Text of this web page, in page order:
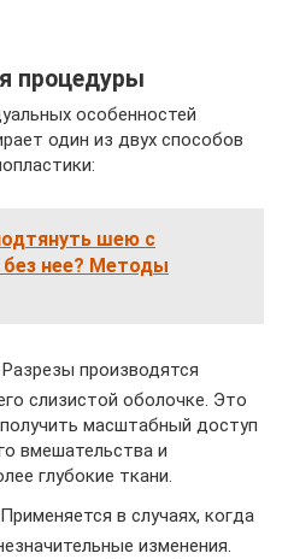
процедуры
особенностей
один из двух способов
шею с
нее? Методы
производятся
слизистой оболочке. Это
получить масштабный доступ
вмешательства и
глубокие ткани.
в случаях, когда
изменения.